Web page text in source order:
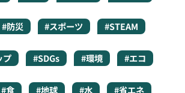
#防災 #スポーツ #STEAM
プ #SDGs #環境 #エコ
#食 #地球 #水 #省エネ